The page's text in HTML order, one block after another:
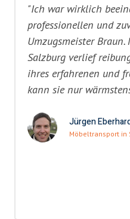
"Ich war wirklich
professionellen und
Umzugsmeister
Salzburg verlief
ihres erfahrenen und
kann sie nur
Jürgen
Möbeltransport in